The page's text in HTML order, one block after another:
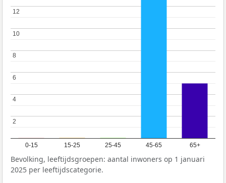
0-15 15-25 25-45 45-65 65+
2
2
4
4
6
6
8
8
10
10
12
12
Bevolking, leeftijdsgroepen: aantal inwoners op 1 januari
2025 per leeftijdscategorie.